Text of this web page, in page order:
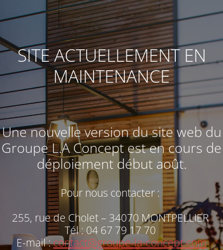
SITE ACTUELLEMENT EN
MAINTENANCE
Une nouvelle version du site web du
Groupe L.A Conceptest en cours de
déploiement début août.
Pour nous contacter :
255, rue de Cholet – 34070 MONTPELLIER
Tél : 04 67 79 17 70
E-mail :contact@groupe-la-concept.com